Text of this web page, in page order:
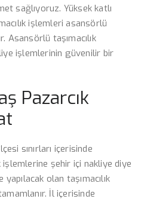
sağlıyoruz. Yüksek katlı
işlemleri asansörlü
Asansörlü taşımacılık
işlemlerinin güvenilir bir
Pazarcık
sınırları içerisinde
işlemlerine şehir içi nakliye diye
olan taşımacılık
İl içerisinde